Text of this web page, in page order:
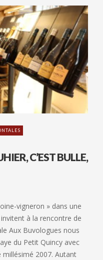
C’EST BULLE,
vigneron » dans une
à la rencontre de
Aux Buvologues nous
du Petit Quincy avec
2007. Autant